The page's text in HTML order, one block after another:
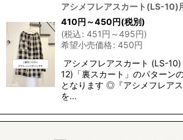
アシメフレアスカート(LS-10)
410円 ～450円(税別)
(税込: 451円 ～495円)
希望小売価格: 450円
アシメフレアスカート (LS-
12)「裏スカート」のパターン
となります ◎『アシメフレア
を…